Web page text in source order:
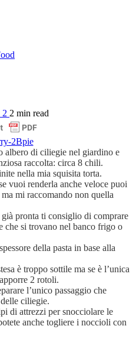
2 2 min read
albero di ciliegie nel giardino e
raccolta: circa 8 chili.
nella mia squisita torta.
vuoi renderla anche veloce puoi
mi raccomando non quella
pronta ti consiglio di comprare
che si trovano nel banco frigo o
della pasta in base alla
è troppo sottile ma se è l’unica
2 rotoli.
l’unico passaggio che
ciliegie.
di attrezzi per snocciolare le
anche togliere i noccioli con